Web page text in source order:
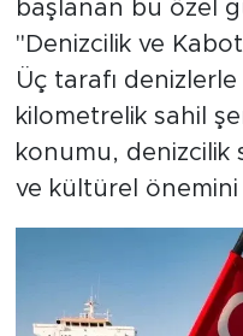
başlanan bu özel
"Denizcilik ve
Üç tarafı
kilometrelik sahil
konumu, denizcilik
ve kültürel